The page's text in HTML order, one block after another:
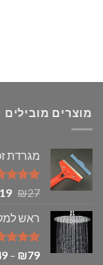
מוצרים מובילים
מגרדת
דורג
₪27
19
ראש
דורג
₪79
–